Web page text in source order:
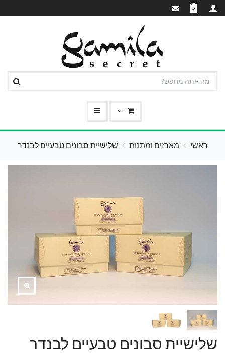
ראשי מארזים ומתנות שלישיית סבונים טבעיים לבנדר
שלישיית סבונים טבעיים לבנדר